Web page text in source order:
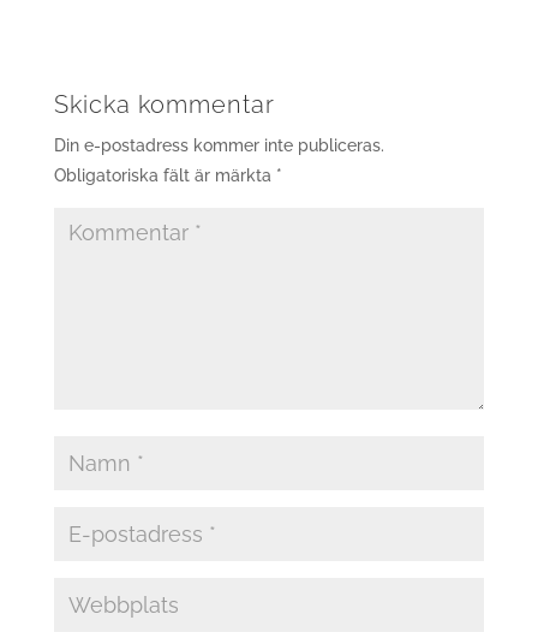
Skicka kommentar
Din e-postadress kommer inte publiceras.
Obligatoriska fält är märkta *